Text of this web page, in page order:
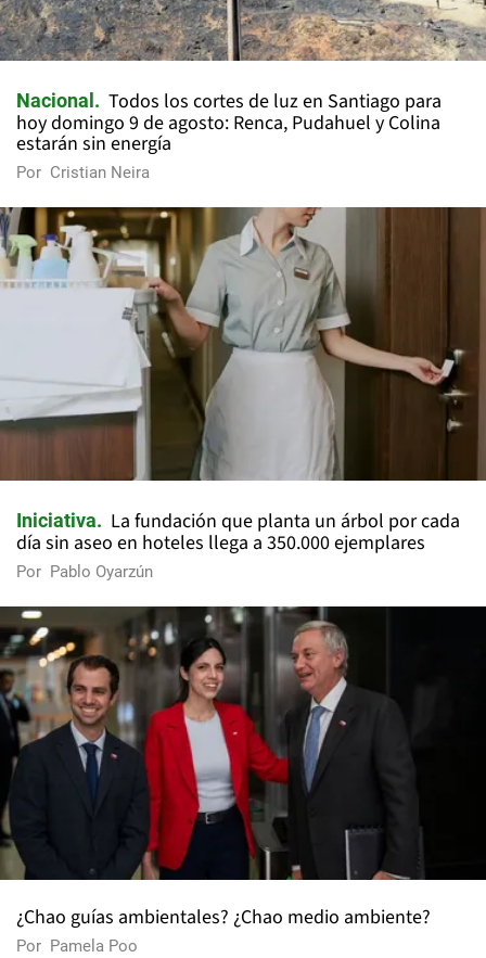
Nacional
Todos los cortes de luz en Santiago para
hoy domingo 9 de agosto: Renca, Pudahuel y Colina
estarán sin energía
Por Cristian Neira
Iniciativa
La fundación que planta un árbol por cada
día sin aseo en hoteles llega a 350.000 ejemplares
Por Pablo Oyarzún
¿Chao guías ambientales? ¿Chao medio ambiente?
Por Pamela Poo